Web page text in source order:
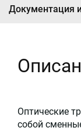
Документация
Оптические
собой